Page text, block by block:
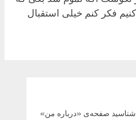
PDF کنیم فکر کنم خیلی استقبال
صفحه‌ی «درباره من»